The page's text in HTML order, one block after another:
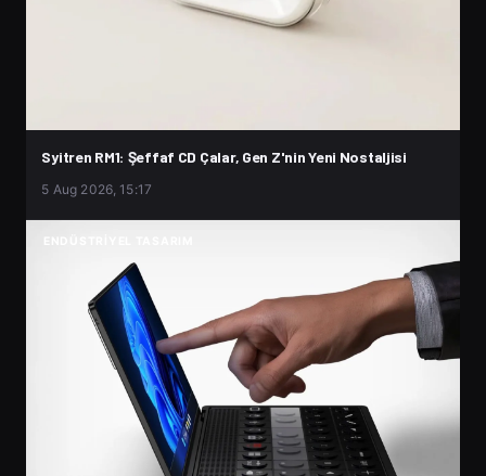
Syitren RM1: Şeffaf CD Çalar, Gen Z'nin Yeni Nostaljisi
5 Aug 2026, 15:17